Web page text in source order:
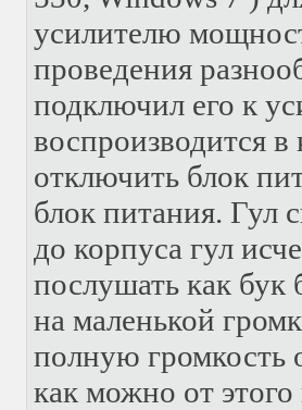
усилителю
проведения
подключил его к
воспроизводится
отключить блок
блок питания. Гул
до корпуса гул
послушать как бук
на маленькой
полную
как можно от этого